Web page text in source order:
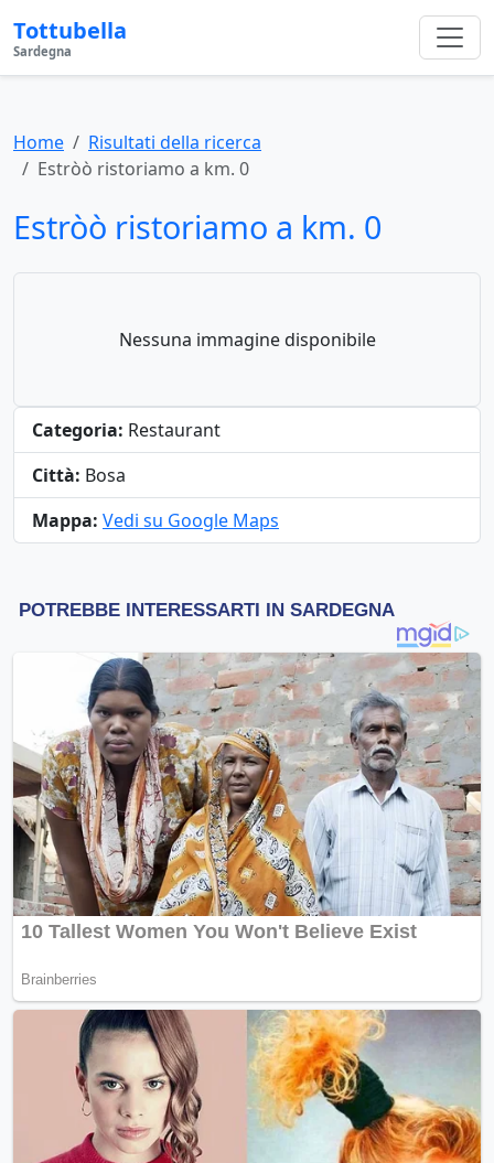
Tottubella
Sardegna
Home
Risultati della ricerca
Estròò ristoriamo a km. 0
Estròò ristoriamo a km. 0
Nessuna immagine disponibile
Categoria: Restaurant
Città: Bosa
Mappa: Vedi su Google Maps